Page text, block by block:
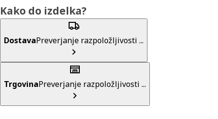
Kako do izdelka?
DostavaPreverjanje razpoložljivosti ...
TrgovinaPreverjanje razpoložljivosti ...